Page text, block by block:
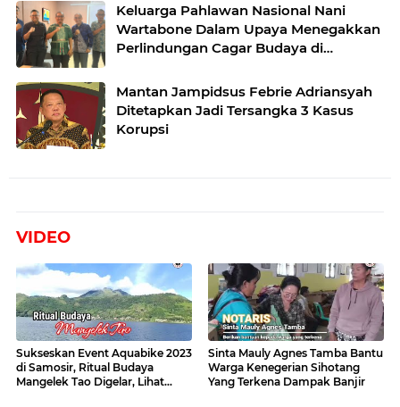
Keluarga Pahlawan Nasional Nani
Wartabone Dalam Upaya Menegakkan
Perlindungan Cagar Budaya di
Mantan Jampidsus Febrie Adriansyah
Ditetapkan Jadi Tersangka 3 Kasus
Korupsi
VIDEO
Sukseskan Event Aquabike 2023
di Samosir, Ritual Budaya
Mangelek Tao Digelar, Lihat
Sinta Mauly Agnes Tamba Bantu
Warga Kenegerian Sihotang
Yang Terkena Dampak Banjir